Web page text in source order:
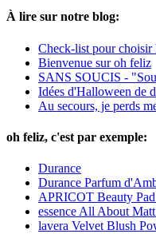
À lire sur notre blog:
Check-list pour choisir
Bienvenue sur oh feliz
SANS SOUCIS -
Idées d'Halloween de
Au secours, je perds
oh feliz, c'est par exemple:
Durance
Durance Parfum
APRICOT Beauty
essence All About
lavera Velvet Blush